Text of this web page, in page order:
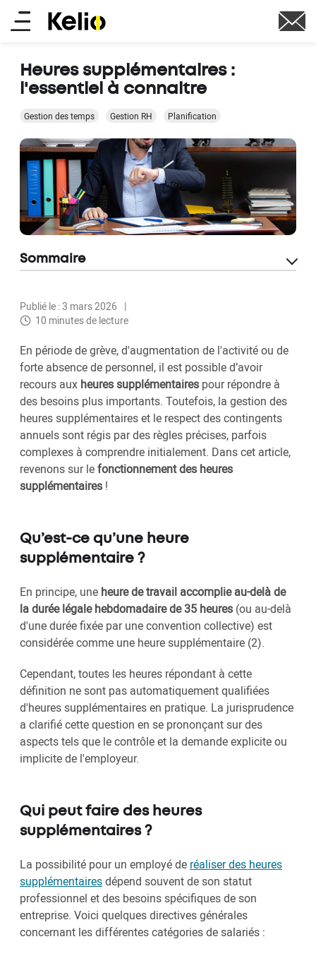
Aller
auMain
Heures supplémentaires :
l'essentiel à connaitre
Gestion des temps Gestion RH Planification
Publié le : 3 mars 2026
10 minutes de lecture
En période de grève, d'augmentation de l'activité ou de
forte absence de personnel, il est possible d’avoir
recours aux heures supplémentaires pour répondre à
des besoins plus importants. Toutefois, la gestion des
heures supplémentaires et le respect des contingents
annuels sont régis par des règles précises, parfois
complexes à comprendre initialement. Dans cet article,
revenons sur lefonctionnement des heures
supplémentaires !
Qu’est-ce qu’une heure
supplémentaire ?
En principe, une heure de travail accomplie au-delà de
la durée légale hebdomadaire de 35 heures (ou au-delà
d'une durée fixée par une convention collective) est
considérée comme une heure supplémentaire (2).
Cependant, toutes les heures répondant à cette
définition ne sont pas automatiquement qualifiées
d'heures supplémentaires en pratique. La jurisprudence
a clarifié cette question en se prononçant sur des
aspects tels que le contrôle et la demande explicite ou
implicite de l'employeur.
Qui peut faire des heures
supplémentaires ?
La possibilité pour un employé de réaliser des heures
supplémentairesdépend souvent de son statut
professionnel et des besoins spécifiques de son
entreprise. Voici quelques directives générales
concernant les différentes catégories de salariés :
Sommaire